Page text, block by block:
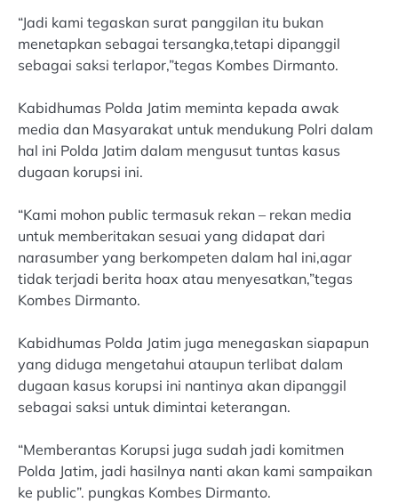
“Jadi kami tegaskan surat panggilan itu bukan
menetapkan sebagai tersangka,tetapi dipanggil
sebagai saksi terlapor,”tegas Kombes Dirmanto.
Kabidhumas Polda Jatim meminta kepada awak
media dan Masyarakat untuk mendukung Polri dalam
hal ini Polda Jatim dalam mengusut tuntas kasus
dugaan korupsi ini.
“Kami mohon public termasuk rekan – rekan media
untuk memberitakan sesuai yang didapat dari
narasumber yang berkompeten dalam hal ini,agar
tidak terjadi berita hoax atau menyesatkan,”tegas
Kombes Dirmanto.
Kabidhumas Polda Jatim juga menegaskan siapapun
yang diduga mengetahui ataupun terlibat dalam
dugaan kasus korupsi ini nantinya akan dipanggil
sebagai saksi untuk dimintai keterangan.
“Memberantas Korupsi juga sudah jadi komitmen
Polda Jatim, jadi hasilnya nanti akan kami sampaikan
ke public”. pungkas Kombes Dirmanto.